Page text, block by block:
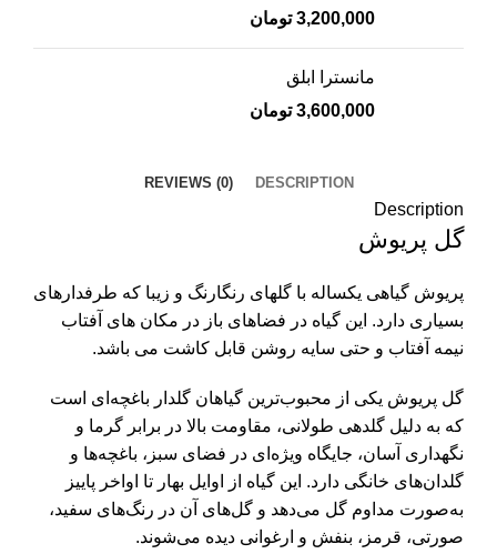
3,200,000 تومان
مانسترا ابلق
3,600,000 تومان
DESCRIPTION
REVIEWS (0)
Description
گل پریوش
پریوش گیاهی یکساله با گلهای رنگارنگ و زیبا که طرفدارهای
بسیاری دارد. این گیاه در فضاهای باز در مکان های آفتاب
نیمه آفتاب و حتی سایه روشن قابل کاشت می باشد.
گل پریوش یکی از محبوب‌ترین گیاهان گلدار باغچه‌ای است
که به دلیل گلدهی طولانی، مقاومت بالا در برابر گرما و
نگهداری آسان، جایگاه ویژه‌ای در فضای سبز، باغچه‌ها و
گلدان‌های خانگی دارد. این گیاه از اوایل بهار تا اواخر پاییز
به‌صورت مداوم گل می‌دهد و گل‌های آن در رنگ‌های سفید،
صورتی، قرمز، بنفش و ارغوانی دیده می‌شوند.